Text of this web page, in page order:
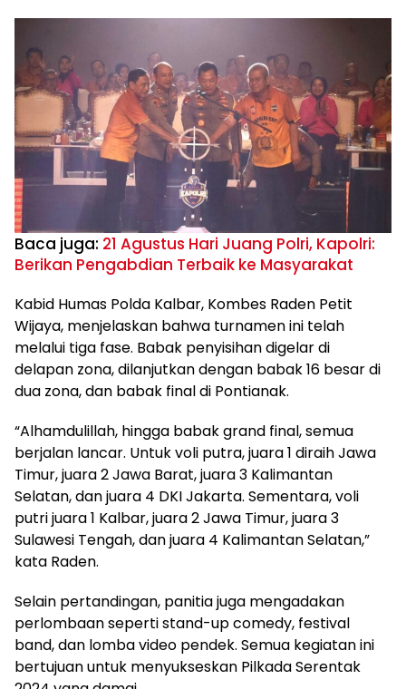
Baca juga: 21 Agustus Hari Juang Polri, Kapolri:
Berikan Pengabdian Terbaik ke Masyarakat
Kabid Humas Polda Kalbar, Kombes Raden Petit
Wijaya, menjelaskan bahwa turnamen ini telah
melalui tiga fase. Babak penyisihan digelar di
delapan zona, dilanjutkan dengan babak 16 besar di
dua zona, dan babak final di Pontianak.
“Alhamdulillah, hingga babak grand final, semua
berjalan lancar. Untuk voli putra, juara 1 diraih Jawa
Timur, juara 2 Jawa Barat, juara 3 Kalimantan
Selatan, dan juara 4 DKI Jakarta. Sementara, voli
putri juara 1 Kalbar, juara 2 Jawa Timur, juara 3
Sulawesi Tengah, dan juara 4 Kalimantan Selatan,”
kata Raden.
Selain pertandingan, panitia juga mengadakan
perlombaan seperti stand-up comedy, festival
band, dan lomba video pendek. Semua kegiatan ini
bertujuan untuk menyukseskan Pilkada Serentak